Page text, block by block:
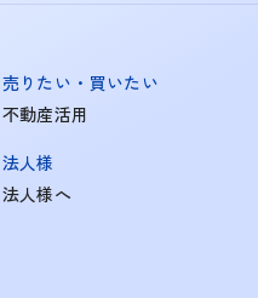
売りたい・買いたい
不動産活用
法人様
法人様へ